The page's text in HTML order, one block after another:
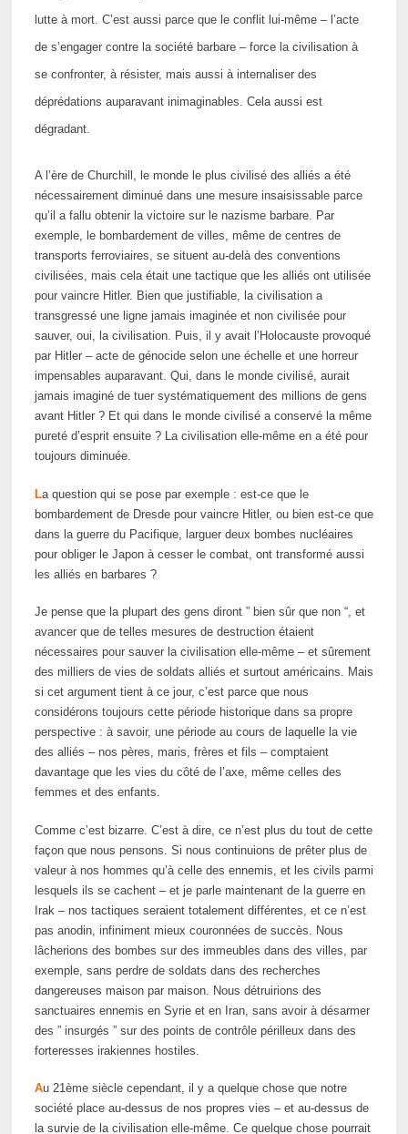
lutte à mort. C’est aussi parce que le conflit lui-même – l’acte
de s’engager contre la société barbare – force la civilisation à
se confronter, à résister, mais aussi à internaliser des
déprédations auparavant inimaginables. Cela aussi est
dégradant.
A l’ère de Churchill, le monde le plus civilisé des alliés a été
nécessairement diminué dans une mesure insaisissable parce
qu’il a fallu obtenir la victoire sur le nazisme barbare. Par
exemple, le bombardement de villes, même de centres de
transports ferroviaires, se situent au-delà des conventions
civilisées, mais cela était une tactique que les alliés ont utilisée
pour vaincre Hitler. Bien que justifiable, la civilisation a
transgressé une ligne jamais imaginée et non civilisée pour
sauver, oui, la civilisation. Puis, il y avait l’Holocauste provoqué
par Hitler – acte de génocide selon une échelle et une horreur
impensables auparavant. Qui, dans le monde civilisé, aurait
jamais imaginé de tuer systématiquement des millions de gens
avant Hitler ? Et qui dans le monde civilisé a conservé la même
pureté d’esprit ensuite ? La civilisation elle-même en a été pour
toujours diminuée.
La question qui se pose par exemple : est-ce que le
bombardement de Dresde pour vaincre Hitler, ou bien est-ce que
dans la guerre du Pacifique, larguer deux bombes nucléaires
pour obliger le Japon à cesser le combat, ont transformé aussi
les alliés en barbares ?
Je pense que la plupart des gens diront ” bien sûr que non “, et
avancer que de telles mesures de destruction étaient
nécessaires pour sauver la civilisation elle-même – et sûrement
des milliers de vies de soldats alliés et surtout américains. Mais
si cet argument tient à ce jour, c’est parce que nous
considérons toujours cette période historique dans sa propre
perspective : à savoir, une période au cours de laquelle la vie
des alliés – nos pères, maris, frères et fils – comptaient
davantage que les vies du côté de l’axe, même celles des
femmes et des enfants.
Comme c’est bizarre. C’est à dire, ce n’est plus du tout de cette
façon que nous pensons. Si nous continuions de prêter plus de
valeur à nos hommes qu’à celle des ennemis, et les civils parmi
lesquels ils se cachent – et je parle maintenant de la guerre en
Irak – nos tactiques seraient totalement différentes, et ce n’est
pas anodin, infiniment mieux couronnées de succès. Nous
lâcherions des bombes sur des immeubles dans des villes, par
exemple, sans perdre de soldats dans des recherches
dangereuses maison par maison. Nous détruirions des
sanctuaires ennemis en Syrie et en Iran, sans avoir à désarmer
des ” insurgés ” sur des points de contrôle périlleux dans des
forteresses irakiennes hostiles.
Au 21ème siècle cependant, il y a quelque chose que notre
société place au-dessus de nos propres vies – et au-dessus de
la survie de la civilisation elle-même. Ce quelque chose pourrait